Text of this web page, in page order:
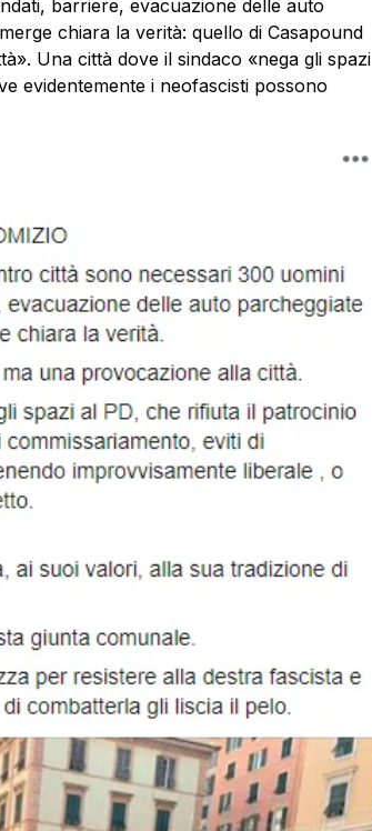
barriere, evacuazione delle auto
chiara la verità: quello di Casapound
Una città dove il sindaco «nega gli spazi
evidentemente i neofascisti possono